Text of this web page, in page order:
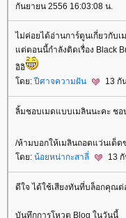
กันยายน 2556 16:03:08 น.
ไม่ค่อยได้อ่านการ์ตูนเกี่ยวกับ
ต่ตอนนี้กำลังติดเรื่อง Black
อิอิ
ดย:ปีศาจความฝัน 13 กั
ลิ้มชอบเมดแบบเมลินนะคะ ชอ
/ห้ามบอกให้เมลินถอดแว่นเด็
ดย: น้อยหน่ากะสาลี่ 13
ดีใจ ได้ใช้เสียงทันที่บล็อกคุณ
บันทึกการโหวต Blog ในวันนี้